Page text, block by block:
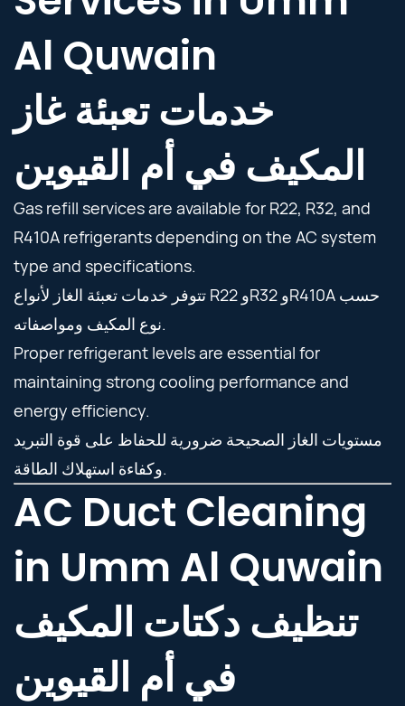
Al Quwain
خدمات تعبئة غاز
المكيف في أم القيوين
Gas refill services are available for R22, R32, and
R410A refrigerants depending on the AC system
type and specifications.
تتوفر خدمات تعبئة الغاز لأنواع R22 وR32 وR410A حسب
نوع المكيف ومواصفاته.
Proper refrigerant levels are essential for
maintaining strong cooling performance and
energy efficiency.
مستويات الغاز الصحيحة ضرورية للحفاظ على قوة التبريد
وكفاءة استهلاك الطاقة.
AC Duct Cleaning
in Umm Al Quwain
تنظيف دكتات المكيف
في أم القيوين